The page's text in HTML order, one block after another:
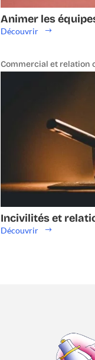
Animer les
Découvrir
Incivilités et
Commercial et relation
Découvrir